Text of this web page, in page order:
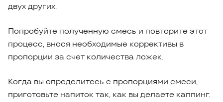
двух других.
Попробуйте полученную смесь и повторите этот
процесс, внося необходимые коррективы в
пропорции за счет количества ложек.
Когда вы определитесь с пропорциями смеси,
приготовьте напиток так, как вы делаете каппинг.